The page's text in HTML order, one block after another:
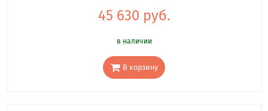
45 630 руб.
в наличии
В корзину